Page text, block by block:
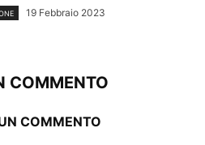
19 Febbraio 2023
COMMENTO
COMMENTO